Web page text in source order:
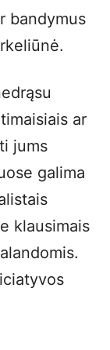
bandymus
ar
jums
galima
klausimais